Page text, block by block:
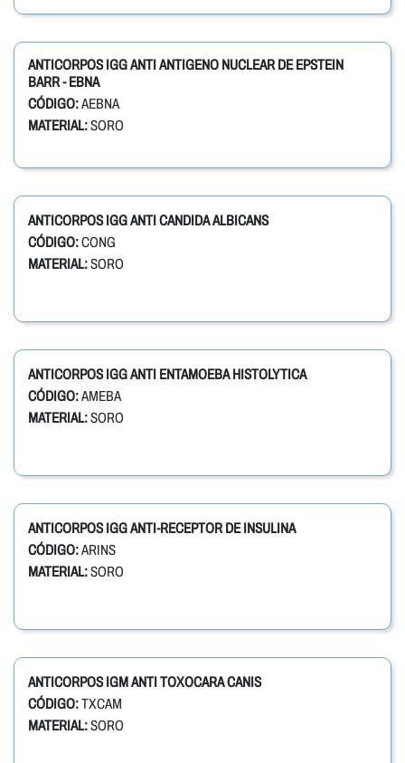
ANTICORPOS IGG ANTI ANTIGENO NUCLEAR DE EPSTEIN
BARR - EBNA
CÓDIGO:AEBNA
MATERIAL:SORO
ANTICORPOS IGG ANTI CANDIDA ALBICANS
CÓDIGO:CONG
MATERIAL:SORO
ANTICORPOS IGG ANTI ENTAMOEBA HISTOLYTICA
CÓDIGO:AMEBA
MATERIAL:SORO
ANTICORPOS IGG ANTI-RECEPTOR DE INSULINA
CÓDIGO:ARINS
MATERIAL:SORO
ANTICORPOS IGM ANTI TOXOCARA CANIS
CÓDIGO:TXCAM
MATERIAL:SORO